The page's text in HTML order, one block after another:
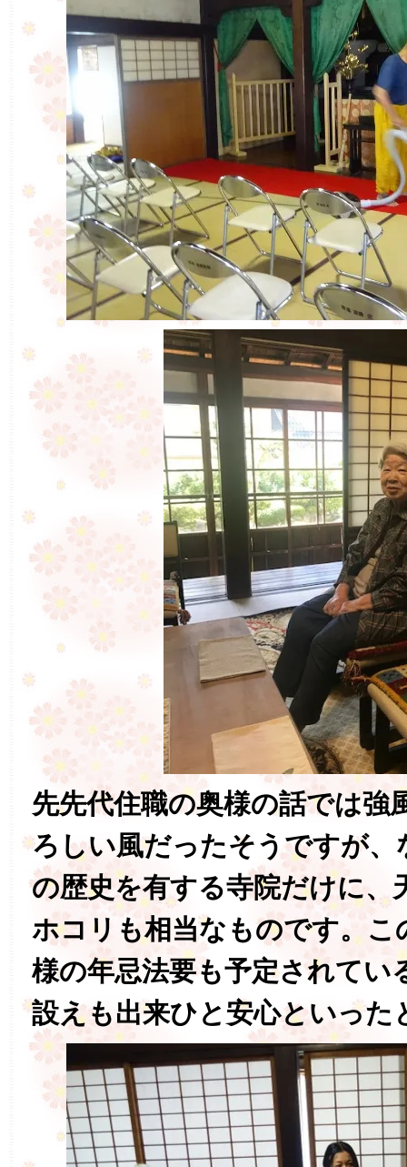
先先代住職の奥様の話では強
ろしい風だったそうですが、
の歴史を有する寺院だけに、
ホコリも相当なものです。こ
様の年忌法要も予定されてい
設えも出来ひと安心といった